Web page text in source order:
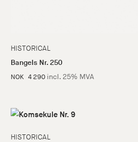
HISTORICAL
Bangels Nr. 250
NOK 4 290 incl. 25% MVA
HISTORICAL